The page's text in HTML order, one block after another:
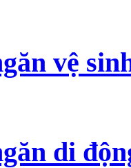
vệ
di